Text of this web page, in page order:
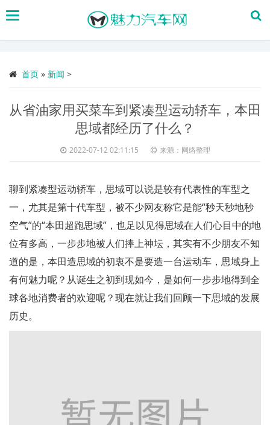
搜
首页 » 新闻 >
从省油家用买菜车到紧凑型运动轿车，本田
思域都经历了什么？
2022-07-12 02:11:15 来源：网络整理
聊到紧凑型运动轿车，思域可以说是较有代表性的车型之
一，尤其是第十代车型，被不少网友称它是能“秒天秒地秒
空气”的“本田超跑思域”，也足以见得思域在人们心目中的地
位有多高，一步步地被人们捧上神坛，其实有不少朋友不知
道的是，本田造思域的初衷不是要造一台运动车，思域身上
有何魅力呢？从诞生之初到现如今，是如何一步步地得到全
球各地消费者的欢迎呢？现在就让我们回顾一下思域的发展
历史。